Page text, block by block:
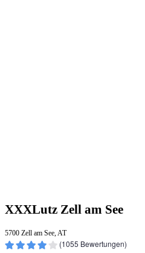
XXXLutz Zell am See
5700 Zell am See, AT
(1055 Bewertungen)